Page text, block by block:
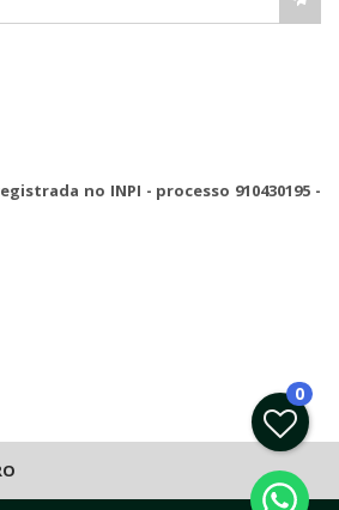
no INPI - processo 910430195 -
0